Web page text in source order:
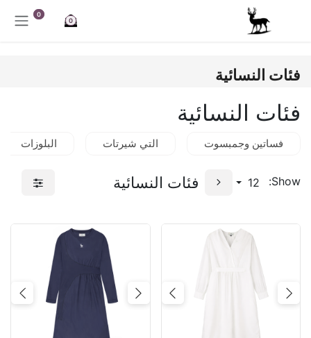
تخطي للذهاب إلى المحتوى
0
0
فئات النسائية
فئات النسائية
فساتين وجمبسوت التي شيرتات البلوزات
Show:
12 فئات النسائية
Previous
Next
Previous